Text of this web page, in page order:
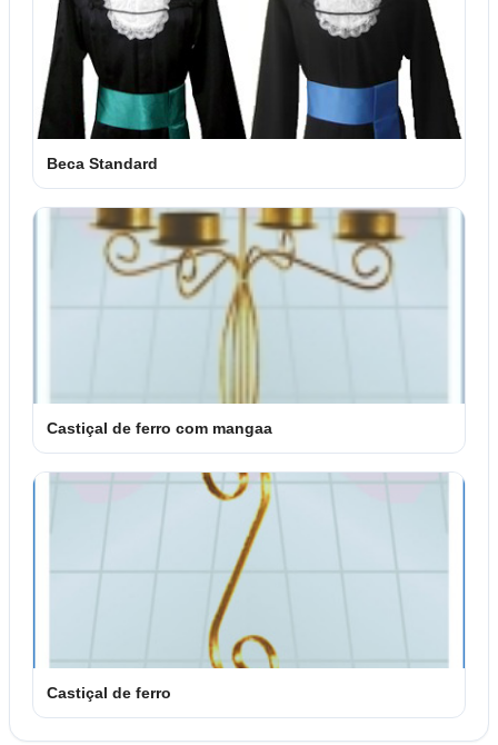
Beca Standard
Castiçal de ferro com mangaa
Castiçal de ferro